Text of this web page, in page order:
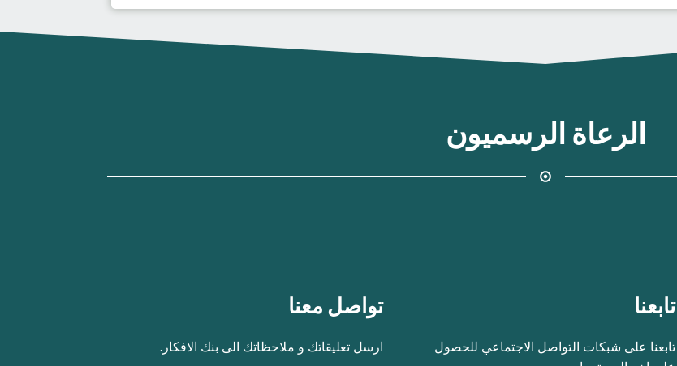
الرعاة الرسميون
تابعنا
تابعنا على شبكات التواصل الاجتماعي للحصول
تواصل معنا
ارسل تعليقاتك و ملاحظاتك الى بنك الافكار.